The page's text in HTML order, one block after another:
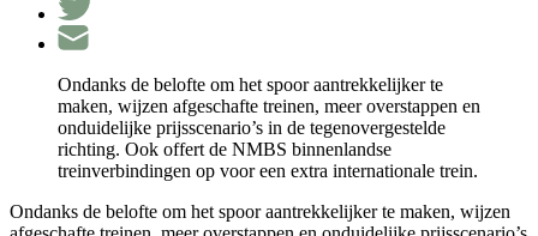
Ondanks de belofte om het spoor aantrekkelijker te
maken, wijzen afgeschafte treinen, meer overstappen en
onduidelijke prijsscenario’s in de tegenovergestelde
richting. Ook offert de NMBS binnenlandse
treinverbindingen op voor een extra internationale trein.
Ondanks de belofte om het spoor aantrekkelijker te maken, wijzen